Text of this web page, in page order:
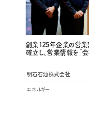
創業125年企業の営業
確立し、営業情報を「
明石石油株式会社
エネルギー